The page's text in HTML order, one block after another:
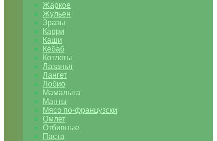
Жаркое
Жульен
Зразы
Карри
Каши
Кебаб
Котлеты
Лазанья
Лангет
Лобио
Мамалыга
Манты
Мясо по-французски
Омлет
Отбивные
Паста